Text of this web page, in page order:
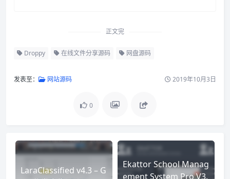
正文完
Droppy 在线文件分享源码 网盘源码
发表至： 网站源码 2019年10月3日
0
LaraClassified v4.3 – G
Ekattor School Manag
ement System Pro V3.